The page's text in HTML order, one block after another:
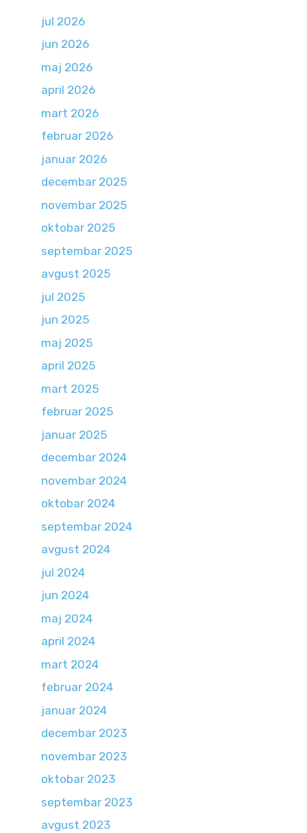
jul 2026
jun 2026
maj 2026
april 2026
mart 2026
februar 2026
januar 2026
decembar 2025
novembar 2025
oktobar 2025
septembar 2025
avgust 2025
jul 2025
jun 2025
maj 2025
april 2025
mart 2025
februar 2025
januar 2025
decembar 2024
novembar 2024
oktobar 2024
septembar 2024
avgust 2024
jul 2024
jun 2024
maj 2024
april 2024
mart 2024
februar 2024
januar 2024
decembar 2023
novembar 2023
oktobar 2023
septembar 2023
avgust 2023